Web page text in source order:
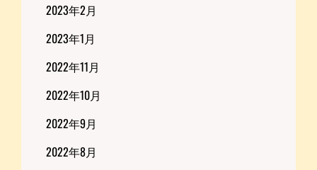
2023年2月
2023年1月
2022年11月
2022年10月
2022年9月
2022年8月